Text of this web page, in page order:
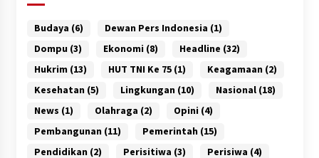
Budaya (6) Dewan Pers Indonesia (1)
Dompu (3) Ekonomi (8) Headline (32)
Hukrim (13) HUT TNI Ke 75(1) Keagamaan (2)
Kesehatan (5) Lingkungan (10) Nasional(18)
News (1) Olahraga (2) Opini (4)
Pembangunan (11) Pemerintah (15)
Pendidikan (2) Perisitiwa (3) Perisiwa (4)